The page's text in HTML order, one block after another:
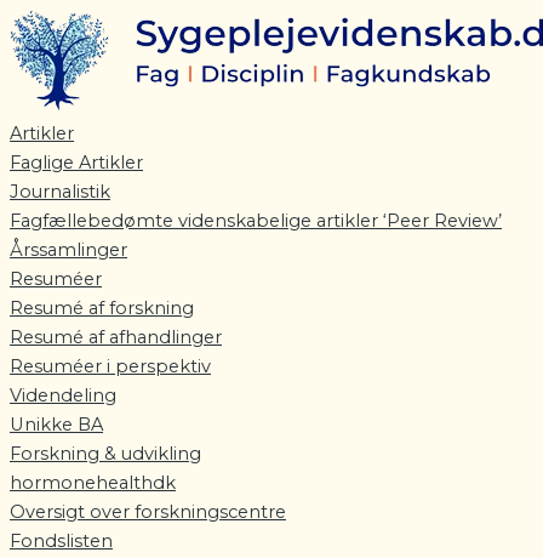
Gå
til
indholdet
Artikler
Faglige Artikler
Journalistik
Fagfællebedømte videnskabelige artikler ‘Peer Review’
Årssamlinger
Resuméer
Resumé af forskning
Resumé af afhandlinger
Resuméer i perspektiv
Videndeling
Unikke BA
Forskning & udvikling
hormonehealthdk
Oversigt over forskningscentre
Fondslisten